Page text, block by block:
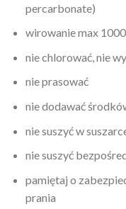
percarbonate)
wirowanie max
nie chlorować, nie
nie prasować
nie dodawać
nie suszyć w
nie suszyć
pamiętaj o
prania